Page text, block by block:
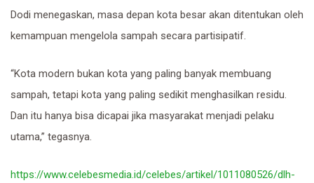
Dodi menegaskan, masa depan kota besar akan ditentukan oleh
kemampuan mengelola sampah secara partisipatif.
“Kota modern bukan kota yang paling banyak membuang
sampah, tetapi kota yang paling sedikit menghasilkan residu.
Dan itu hanya bisa dicapai jika masyarakat menjadi pelaku
utama,” tegasnya.
https://www.celebesmedia.id/celebes/artikel/1011080526/dlh-